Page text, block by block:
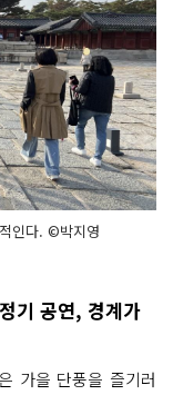
인다. ©박지영
기 공연, 경계가
가을 단풍을 즐기러